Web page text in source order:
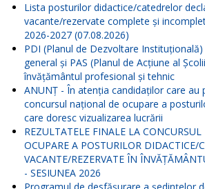
Lista posturilor didactice/catedrelor
vacante/rezervate complete și
2026-2027 (07.08.2026)
PDI (Planul de Dezvoltare
general și PAS (Planul de Acțiune al
învățământul profesional și tehnic
ANUNŢ - În atenția candidaților care au
concursul național de ocupare a
care doresc vizualizarea lucrării
REZULTATELE FINALE LA
OCUPARE A POSTURILOR DIDACTICE/
VACANTE/REZERVATE ÎN
- SESIUNEA 2026